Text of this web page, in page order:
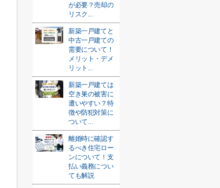
が必要？売却の
リスク...
新築一戸建てと
中古一戸建ての
需要について！
メリット・デメ
リット...
新築一戸建ては
空き巣の被害に
遭いやすい？特
徴や防犯対策に
ついて...
離婚時に確認す
るべき住宅ロー
ンについて！支
払い義務につい
ても解説